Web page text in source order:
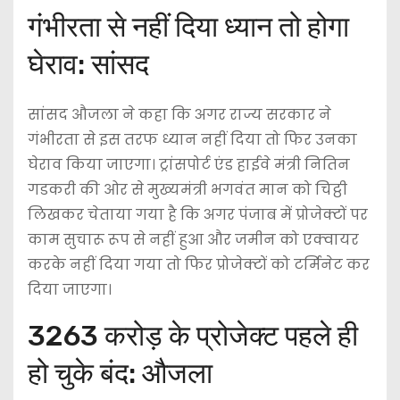
गंभीरता से नहीं दिया ध्‍यान तो होगा
घेराव: सांसद
सांसद औजला ने कहा कि अगर राज्य सरकार ने
गंभीरता से इस तरफ ध्यान नहीं दिया तो फिर उनका
घेराव किया जाएगा। ट्रांसपोर्ट एंड हाईवे मंत्री नितिन
गडकरी की ओर से मुख्यमंत्री भगवंत मान को चिट्ठी
लिखकर चेताया गया है कि अगर पंजाब में प्रोजेक्टों पर
काम सुचारू रूप से नहीं हुआ और जमीन को एक्वायर
करके नहीं दिया गया तो फिर प्रोजेक्टों को टर्मिनेट कर
दिया जाएगा।
3263 करोड़ के प्रोजेक्ट पहले ही
हो चुके बंद: औजला